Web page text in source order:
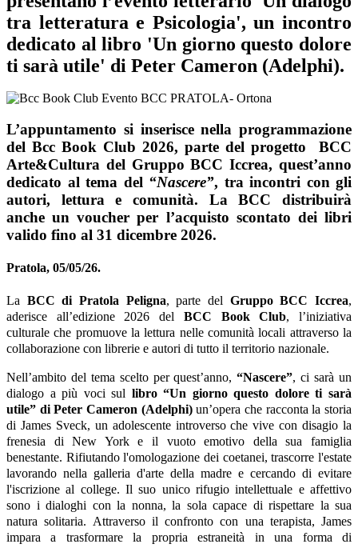
tra letteratura e Psicologia',un incontro
dedicato al libro 'Un giorno questo dolore
ti sarà utile' di Peter Cameron (Adelphi).
L’appuntamento si inserisce nella programmazione
del Bcc Book Club 2026, parte del progetto BCC
Arte&Cultura del Gruppo BCC Iccrea, quest’anno
dedicato al tema del “Nascere”, tra incontri con gli
autori, lettura e comunità. La BCC distribuirà
anche un voucher per l’acquisto scontato dei libri
valido fino al 31 dicembre 2026.
Pratola, 05/05/26.
La BCC di Pratola Peligna, parte del Gruppo BCC Iccrea,
aderisce all’edizione 2026 del BCC Book Club, l’iniziativa
culturale che promuove la lettura nelle comunità locali attraverso la
collaborazione con librerie e autori di tutto il territorio nazionale.
Nell’ambito del tema scelto per quest’anno,“Nascere”, ci sarà un
dialogo a più voci sul libro “Un giorno questo dolore ti sarà
utile” di Peter Cameron (Adelphi)un’opera che racconta la storia
di James Sveck, un adolescente introverso che vive con disagio la
frenesia di New York e il vuoto emotivo della sua famiglia
benestante. Rifiutando l'omologazione dei coetanei, trascorre l'estate
lavorando nella galleria d'arte della madre e cercando di evitare
l'iscrizione al college. Il suo unico rifugio intellettuale e affettivo
sono i dialoghi con la nonna, la sola capace di rispettare la sua
natura solitaria. Attraverso il confronto con una terapista, James
impara a trasformare la propria estraneità in una forma di